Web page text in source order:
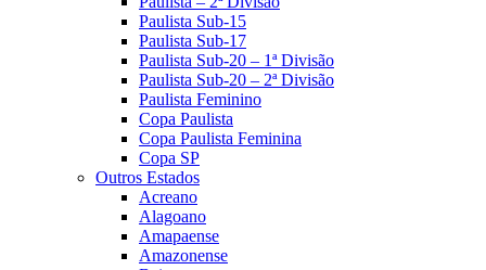
Paulista Sub-15
Paulista Sub-17
Paulista Sub-20 – 1ª Divisão
Paulista Sub-20 – 2ª Divisão
Paulista Feminino
Copa Paulista
Copa Paulista Feminina
Copa SP
Outros Estados
Acreano
Alagoano
Amapaense
Amazonense